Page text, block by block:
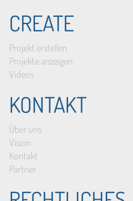
CREATE
Projekt erstellen
Projekte anzeigen
Videos
KONTAKT
Über uns
Vision
Kontakt
Partner